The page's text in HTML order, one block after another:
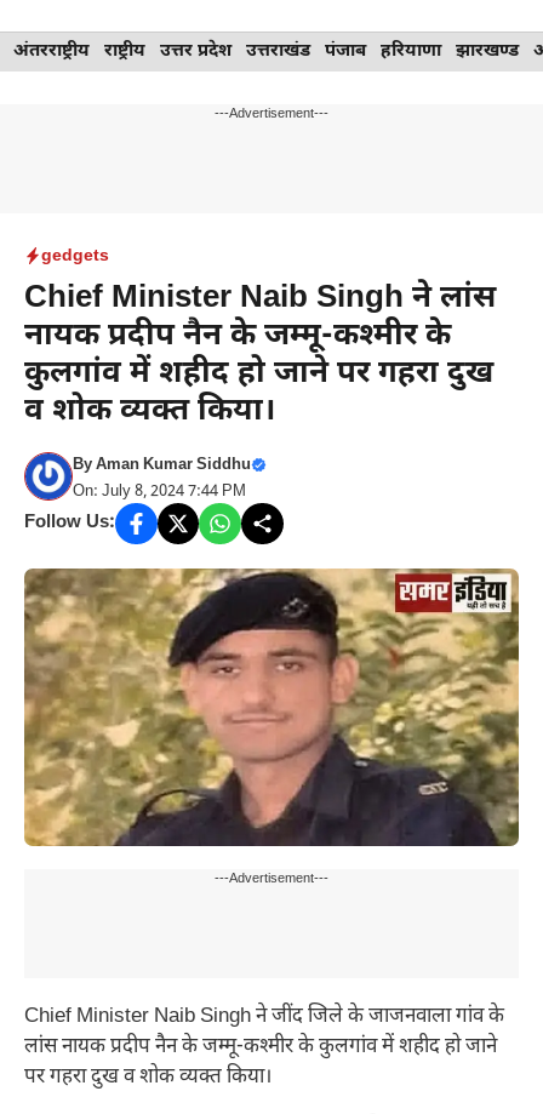
Skip
to
अंतरराष्ट्रीय राष्ट्रीय उत्तर प्रदेश उत्तराखंड पंजाब हरियाणा झारखण्ड
---Advertisement---
gedgets
Chief Minister Naib Singh ने लांस
नायक प्रदीप नैन के जम्मू-कश्मीर के
कुलगांव में शहीद हो जाने पर गहरा दुख
व शोक व्यक्त किया।
ByAman Kumar Siddhu
On: July 8, 2024 7:44 PM
Follow Us:
---Advertisement---
Chief Minister Naib Singh ने जींद जिले के जाजनवाला गांव के
लांस नायक प्रदीप नैन के जम्मू-कश्मीर के कुलगांव में शहीद हो जाने
पर गहरा दुख व शोक व्यक्त किया।